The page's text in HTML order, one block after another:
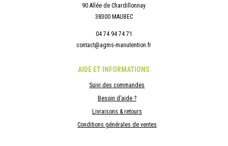
90 Allée de Chardillonnay
38300 MAUBEC
04 74 94 74 71
contact@agms-manutention.fr
AIDE ET INFORMATIONS
Suivi des commandes
Besoin d’aide ?
Livraisons & retours
Conditions générales de ventes